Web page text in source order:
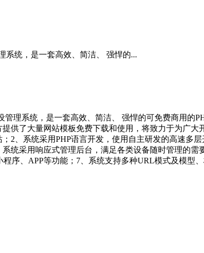
系统，是一套高效、简洁、 强悍的...
管理系统，是一套高效、简洁、 强悍的可免费商用的
供了大量网站模板免费下载和使用，将致力于为广
2、系统采用PHP语言开发，使用自主研发的高速多
统采用响应式管理后台，满足各类设备随时管理的需
序、APP等功能；7、系统支持多种URL模式及模型